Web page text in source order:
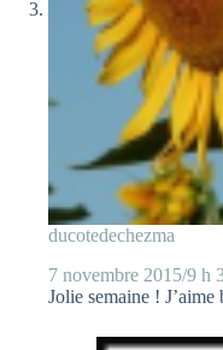
ducotedechezma
7 novembre 2015/9 h
Jolie semaine !